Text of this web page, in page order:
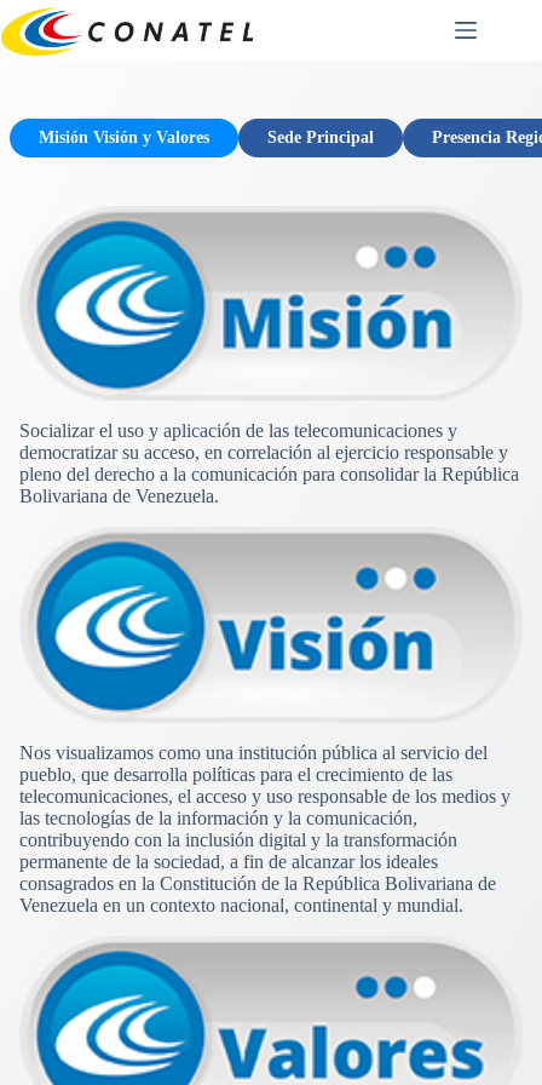
Saltar
al
contenido
Misión Visión y Valores Sede Principal Presencia
Socializar el uso y aplicación de las telecomunicaciones y
democratizar su acceso, en correlación al ejercicio responsable y
pleno del derecho a la comunicación para consolidar la República
Bolivariana de Venezuela.
Nos visualizamos como una institución pública al servicio del
pueblo, que desarrolla políticas para el crecimiento de las
telecomunicaciones, el acceso y uso responsable de los medios y
las tecnologías de la información y la comunicación,
contribuyendo con la inclusión digital y la transformación
permanente de la sociedad, a fin de alcanzar los ideales
consagrados en la Constitución de la República Bolivariana de
Venezuela en un contexto nacional, continental y mundial.